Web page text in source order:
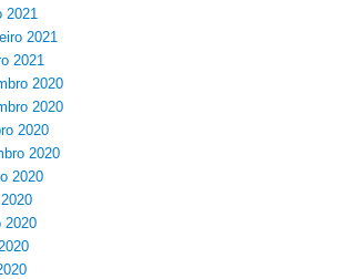
2021
2021
2021
2020
2020
2020
2020
2020
2020